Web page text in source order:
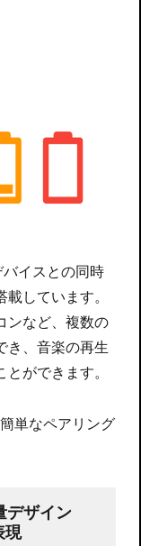
イスとの同時
しています。
ンなど、複数の
き、音楽の再生
ができます。
単なペアリング
デザイン
現